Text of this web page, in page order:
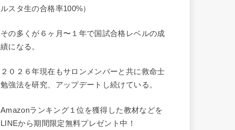
ルスタ生の合格率100%）
その多くが６ヶ月〜１年で国試合格レベルの成
績になる。
２０２６年現在もサロンメンバーと共に救命士
勉強法を研究、アップデートし続けている。
Amazonランキング１位を獲得した教材などを
LINEから期間限定無料プレゼント中！